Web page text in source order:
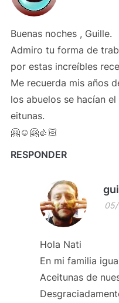
Buenas noches , Guille.
Admiro tu forma de
por estas increíbles
Me recuerda mis años
los abuelos se hacían
eitunas.
🤗☺🤗👍🏻
RESPONDER
Hola Nati
En mi familia
Aceitunas de